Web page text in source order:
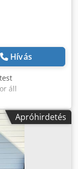
Hívás
áll
állítható a
írjon nekünk.
Angolul is
Apróhirdetés